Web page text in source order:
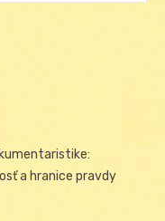
a hranice pravdy